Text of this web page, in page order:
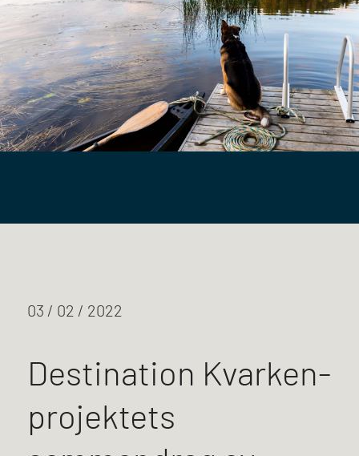
03 / 02 / 2022
Destination Kvarken-
projektets